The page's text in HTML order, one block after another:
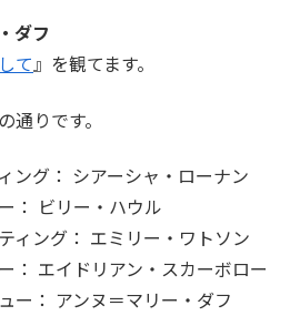
ダフ
て』を観てます。
通りです。
ング： シアーシャ・ローナン
： ビリー・ハウル
ィング： エミリー・ワトソン
： エイドリアン・スカーボロー
ー： アンヌ＝マリー・ダフ